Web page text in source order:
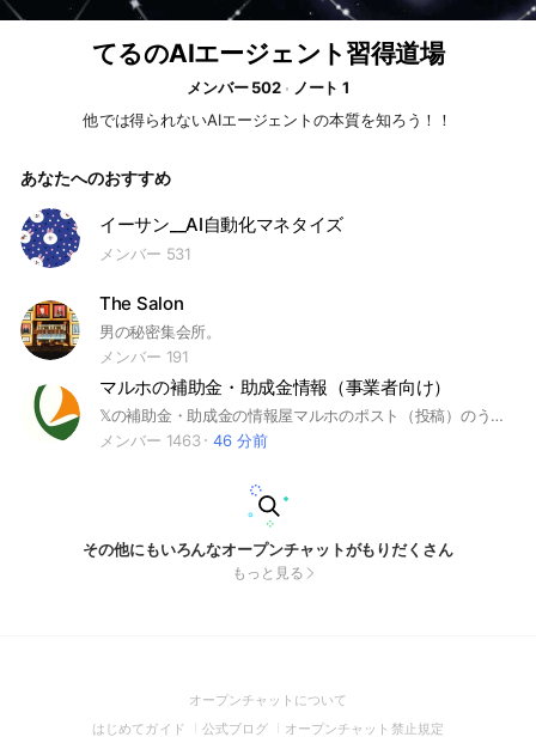
てるのAIエージェント習得道場
メンバー 502
ノート 1
他では得られないAIエージェントの本質を知ろう！！
あなたへのおすすめ
イーサン__AI自動化マネタイズ
メンバー 531
The Salon
男の秘密集会所。
メンバー 191
マルホの補助金・助成金情報（事業者向け）
𝕏の補助金・助成金の情報屋マルホのポスト（投稿）のうち、中小企業・個人事業主向け情報を発信します。見逃し防止にお使いください。
メンバー 1463
46 分前
その他にもいろんなオープンチャットがもりだくさん
もっと見る
オープンチャットについて
in
はじめてガイド (Open
公式ブログ (Open
オープンチャット禁止規定(Open